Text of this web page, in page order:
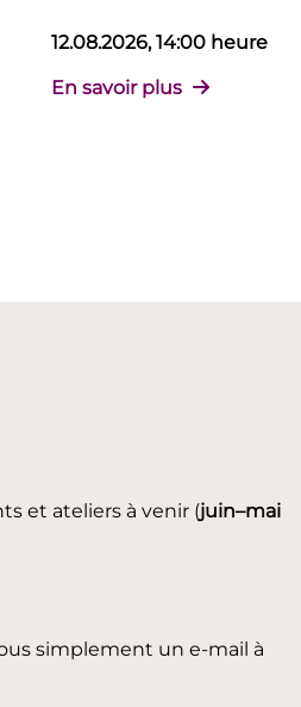
12.08.2026, 14:00 heure
En savoir plus
et ateliers à venir (juin–mai
simplement un e-mail à